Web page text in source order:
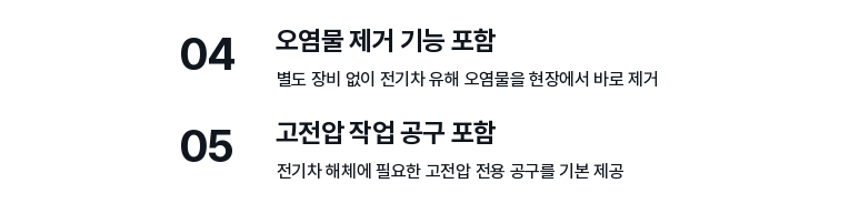
04 오염물 제거 기능 포함
별도 장비 없이 전기차 유해 오염물을 현장에서 바로 제거
05 고전압 작업 공구 포함
전기차 해체에 필요한 고전압 전용 공구를 기본 제공